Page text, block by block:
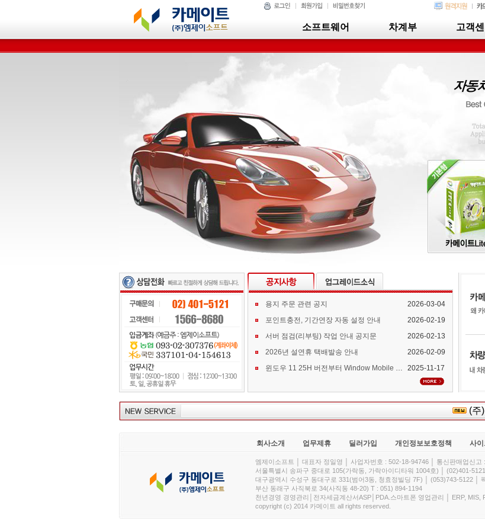
소프트웨어 차계부 고객센
용지 주문 관련 공지
2026-03-04
포인트충전, 기간연장 자동 설정 안내
2026-02-19
서버 점검(리부팅) 작업 안내 공지문
2026-02-13
2026년 설연휴 택배발송 안내
2026-02-09
윈도우 11 25H 버전부터 Window Mobile Device Center 지원 중단 안내
2025-11-17
(주)
회사소개 업무제휴 딜러가입 개인정보보호정책 사이
엠제이소프트 │ 대표자 정일영 │ 사업자번호 : 502-18-94746 │ 통신판매업신고
서울특별시 송파구 중대로 105(가락동, 가락아이디타워 1004호) │ (02)401-
대구광역시 수성구 동대구로 331(범어3동, 청효정빌딩 7F) │ (053)743-5122 │
부산 동래구 사직북로 34(사직동 48-20) T : 051) 894-1194
천년경영 경영관리│전자세금계산서ASP│PDA.스마트폰 영업관리 │ ERP, MIS,
copyright (c) 2014 카메이트 all rights reserved.